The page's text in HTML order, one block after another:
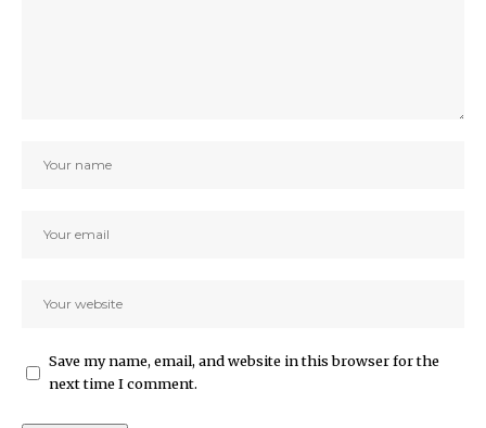
Save my name, email, and website in this browser for the
next time I comment.